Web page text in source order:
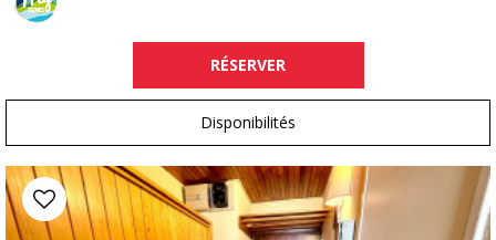
RÉSERVER
Disponibilités